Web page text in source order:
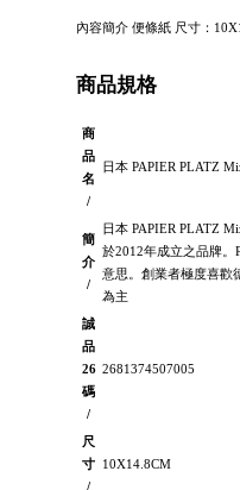
內容簡介 便條紙 尺寸：
商品規格
商
品
名
/
日本 PAPIER PLATZ
簡
介
/
日本 PAPIER PLATZ
於2012年成立之品牌。
意思。創業者極度喜歡
為主
誠
品
26
碼
/
2681374507005
尺
寸
/
10X14.8CM